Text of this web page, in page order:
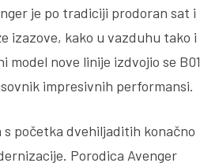
je po tradiciji prodoran sat i
izazove, kako u vazduhu tako i
model nove linije izdvojio se B01
impresivnih performansi.
s početka dvehiljaditih konačno
Porodica Avenger